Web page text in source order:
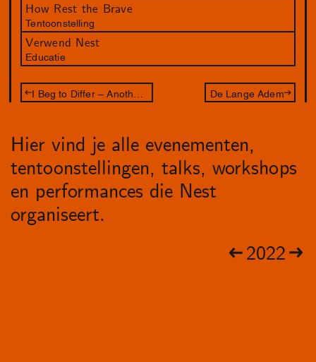
How Rest the Brave
Tentoonstelling
Verwend Nest
Educatie
De Lange Adem
Hier vind je alle evenementen,
tentoonstellingen, talks, workshops
en performances die Nest
organiseert.
2022